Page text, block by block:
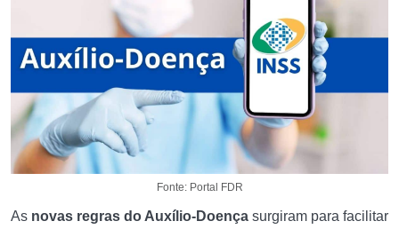
Fonte: Portal FDR
As novas regras do Auxílio-Doença surgiram para facilitar